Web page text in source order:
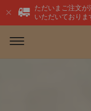
ただいまご注文が
いただいておりま